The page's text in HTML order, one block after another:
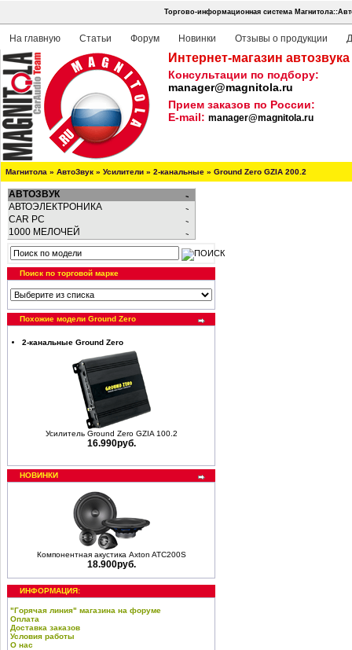
Торгово-информационная система
На главную Статьи Форум Новинки Отзывы о продукции
Интернет-магазин
Консультации по подбору:
manager@magnitola.ru
Прием заказов по России:
E-mail: manager@magnitola.ru
Магнитола » АвтоЗвук » Усилители » 2-канальные » Ground Zero GZIA 200.2
АВТОЗВУК
АВТОЭЛЕКТРОНИКА
CAR PC
1000 МЕЛОЧЕЙ
Поиск по торговой марке
Похожие модели Ground Zero
2-канальные Ground Zero
Усилитель Ground Zero GZIA 100.2
16.990руб.
НОВИНКИ
Компонентная акустика Axton ATC200S
18.900руб.
ИНФОРМАЦИЯ:
"Горячая линия" магазина на форуме
Оплата
Доставка заказов
Условия работы
О нас